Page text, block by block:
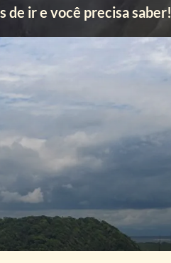
de ir e você precisa saber!